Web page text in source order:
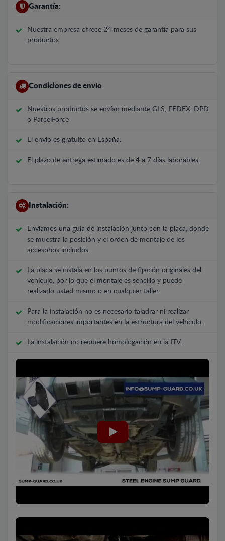
Garantía:
Nuestra empresa ofrece 24 meses de garantía para sus
productos.
Condiciones de envío
Nuestros productos se envían mediante GLS, FEDEX, DPD
o ParcelForce
El envío es gratuito en España.
El plazo de entrega estimado es de 4 a 7 días laborables.
Instalación:
Enviamos una guía de instalación junto con la placa, donde
se muestra la posición y el orden de montaje de los
accesorios incluidos.
La placa se instala en los puntos de fijación originales del
vehículo, por lo que el montaje es sencillo y puede
realizarlo usted mismo o en cualquier taller.
Para la instalación no es necesario taladrar ni realizar
modificaciones importantes en la estructura del vehículo.
La instalación no requiere homologación en la ITV.